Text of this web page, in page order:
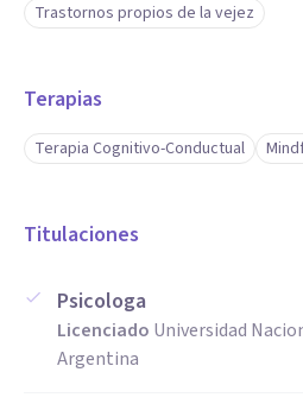
Trastornos propios de la vejez
Terapias
Terapia Cognitivo-Conductual
Titulaciones
Psicologa
Licenciado Universidad
Argentina